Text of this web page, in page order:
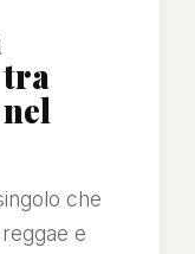
tra
che
e